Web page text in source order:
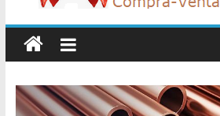
Chatarreros
–